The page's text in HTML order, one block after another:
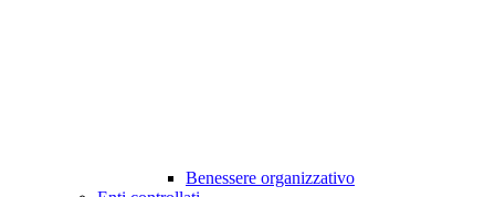
Benessere organizzativo